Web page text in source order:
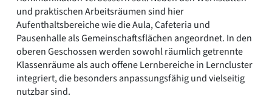
und praktischen Arbeitsräumen sind hier
Aufenthaltsbereiche wie die Aula, Cafeteria und
Pausenhalle als Gemeinschaftsflächen angeordnet. In den
oberen Geschossen werden sowohl räumlich getrennte
Klassenräume als auch offene Lernbereiche in Lerncluster
integriert, die besonders anpassungsfähig und vielseitig
nutzbar sind.